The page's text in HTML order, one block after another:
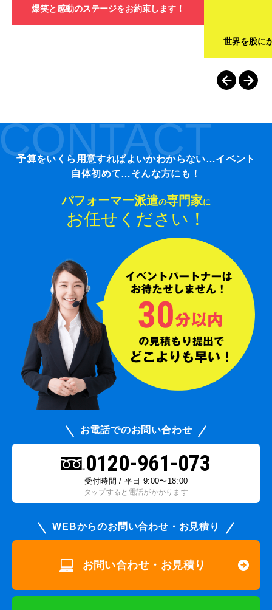
爆笑と感動のステージをお約束します！
世界を股に
予算をいくら用意すればよいかわからない…イベント
自体初めて…そんな方にも！
パフォーマー派遣の専門家に
お任せください！
お電話でのお問い合わせ
0120-961-073
受付時間 / 平日 9:00〜18:00
タップすると電話がかかります
WEBからのお問い合わせ・お見積り
お問い合わせ・お見積り